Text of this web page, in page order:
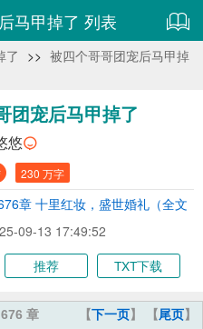
马甲掉了 列表
了 >> 被四个哥哥团宠后马甲掉
团宠后马甲掉了
悠
230 万字
章 十里红妆，盛世婚礼（全文
09-13 17:49:52
推荐 TXT下载
【下一页】 【尾页】
章